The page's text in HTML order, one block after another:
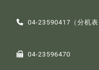
04-23590417（分机表
04-23596470